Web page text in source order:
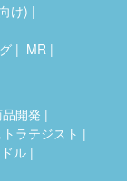
け)
MR
開発
ラテジスト
ル